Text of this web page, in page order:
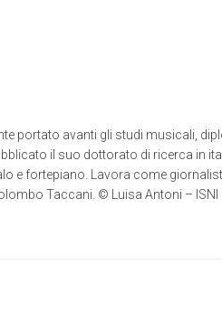
portato avanti gli studi musicali,
il suo dottorato di ricerca in
e fortepiano. Lavora come
Taccani. © Luisa Antoni –